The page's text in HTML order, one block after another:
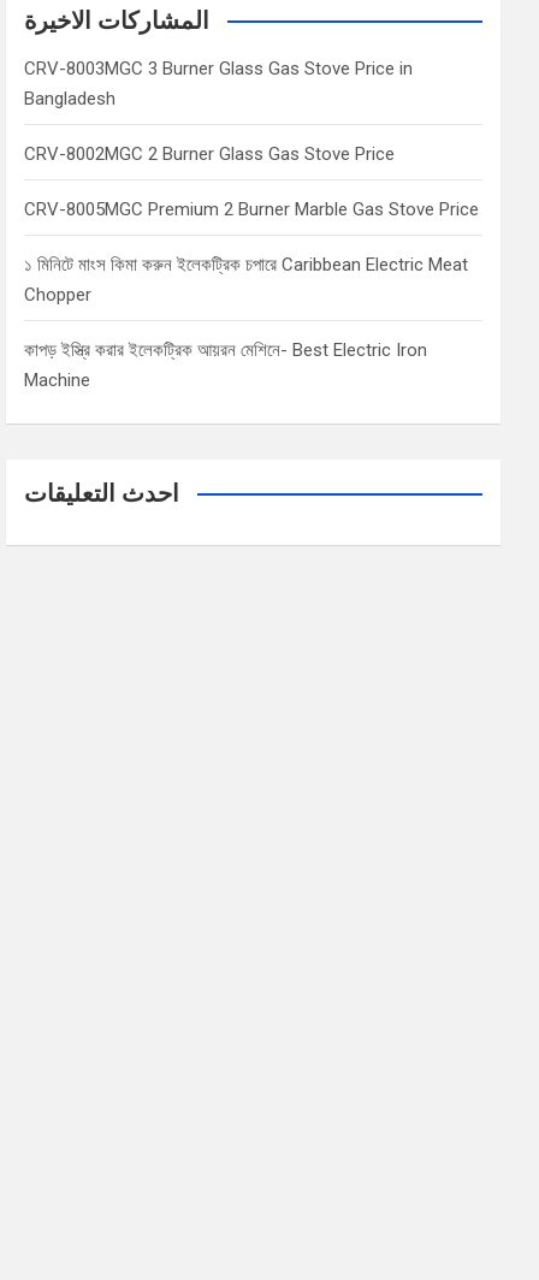
c
المشاركات الاخيرة
CRV-8003MGC 3 Burner Glass Gas Stove Price in
Bangladesh
CRV-8002MGC 2 Burner Glass Gas Stove Price
CRV-8005MGC Premium 2 Burner Marble Gas Stove Price
১ মিনিটে মাংস কিমা করুন ইলেকট্রিক চপারে Caribbean Electric Meat
Chopper
কাপড় ইস্ত্রি করার ইলেকট্রিক আয়রন মেশিনে- Best Electric Iron
Machine
احدث التعليقات